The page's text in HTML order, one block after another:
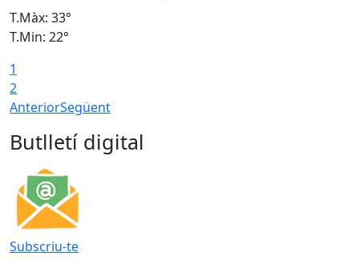
T.Màx: 33°
T.Min: 22°
1
2
AnteriorSegüent
Butlletí digital
Subscriu-te